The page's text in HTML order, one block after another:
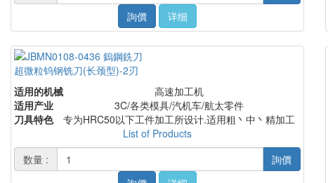
詢價
详细
超微粒钨钢铣刀(长颈型)-2刃
适用的机械
高速加工机
适用产业
3C/各类模具/汽机车/航太零件
刀具特色
专为HRC50以下工件加工所设计.适用粗丶中丶精加工
List of Products
数量 :
詢價